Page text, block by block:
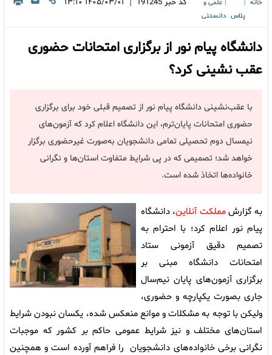
خانه
پلاس
علمی و
دانستنی
کد خبر 191245 ۱۴۰۵/۰۳/۰۱ ۱۳:۱۰
دانشگاه پیام نور از برگزاری امتحانات حضوری
عقب نشینی کرد؟
با عقب‌نشینی دانشگاه پیام نور از تصمیم قبلی خود برای برگزاری
حضوری امتحانات پایان‌ترم، این دانشگاه اعلام کرد که آزمون‌های
نیمسال دوم تحصیلی تمامی دانشجویان به‌صورت غیرحضوری برگزار
خواهد شد؛ تصمیمی که در پی شرایط متفاوت استان‌ها و نگرانی
خانواده‌ها اتخاذ شده است.
به گزارشمملکت آنلاین، دانشگاه
پیام نور اعلام کرد؛ با احترام به
تصمیم دقیق آزمونی ستاد
امتحانات دانشگاه مبنی بر
برگزاری آزمون‌های پایان نیم‌سال
جاری بصورت یکپارچه و حضوری،
ولیکن با توجه به مشکلات و موانع منعکس شده، یکسان نبودن شرایط
استان‌های مختلف و نیز شرایط عمومی حاکم بر کشور که موجبات
نگرانی برخی خانواده‌های دانشجویان را فراهم آورده است و همچنین